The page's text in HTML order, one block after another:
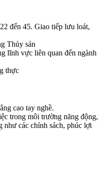
đến 45. Giao tiếp lưu loát,
Thủy sản
lĩnh vực liên quan đến ngành
thực
cao tay nghề.
trong môi trường năng động,
như các chính sách, phúc lợi